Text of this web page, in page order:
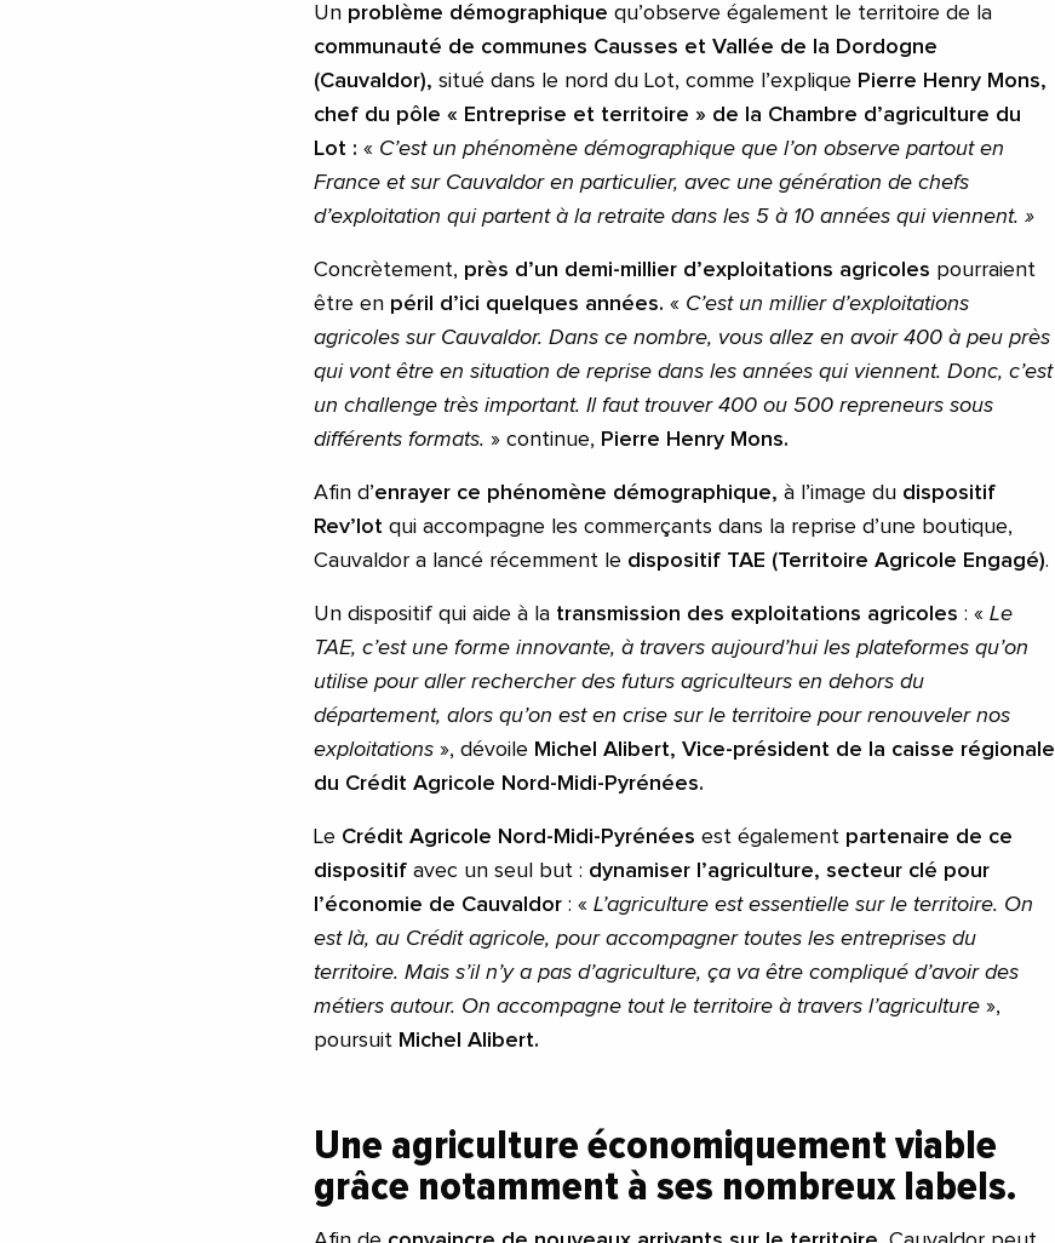
Un problème démographique qu’observe également le territoire de la
communauté de communes Causses et Vallée de la Dordogne
(Cauvaldor), situé dans le nord du Lot, comme l’explique Pierre Henry Mons,
chef du pôle « Entreprise et territoire » de la Chambre d’agriculture du
Lot : « C’est un phénomène démographique que l’on observe partout en
France et sur Cauvaldor en particulier, avec une génération de chefs
d’exploitation qui partent à la retraite dans les 5 à 10 années qui viennent. »
Concrètement, près d’un demi-millier d’exploitations agricoles pourraient
être en péril d’ici quelques années. « C’est un millier d’exploitations
agricoles sur Cauvaldor. Dans ce nombre, vous allez en avoir 400 à peu près
qui vont être en situation de reprise dans les années qui viennent. Donc, c’est
un challenge très important. Il faut trouver 400 ou 500 repreneurs sous
différents formats. » continue, Pierre Henry Mons.
Afin d’enrayer ce phénomène démographique, à l’image du dispositif
Rev’lot qui accompagne les commerçants dans la reprise d’une boutique,
Cauvaldor a lancé récemment le dispositif TAE (Territoire Agricole Engagé).
Un dispositif qui aide à la transmission des exploitations agricoles : « Le
TAE, c’est une forme innovante, à travers aujourd’hui les plateformes qu’on
utilise pour aller rechercher des futurs agriculteurs en dehors du
département, alors qu’on est en crise sur le territoire pour renouveler nos
exploitations », dévoile Michel Alibert, Vice-président de la caisse régionale
du Crédit Agricole Nord-Midi-Pyrénées.
Le Crédit Agricole Nord-Midi-Pyrénées est également partenaire de ce
dispositif avec un seul but : dynamiser l’agriculture, secteur clé pour
l’économie de Cauvaldor : « L’agriculture est essentielle sur le territoire. On
est là, au Crédit agricole, pour accompagner toutes les entreprises du
territoire. Mais s’il n’y a pas d’agriculture, ça va être compliqué d’avoir des
métiers autour. On accompagne tout le territoire à travers l’agriculture »,
poursuit Michel Alibert.
Une agriculture économiquement viable
grâce notamment à ses nombreux labels.